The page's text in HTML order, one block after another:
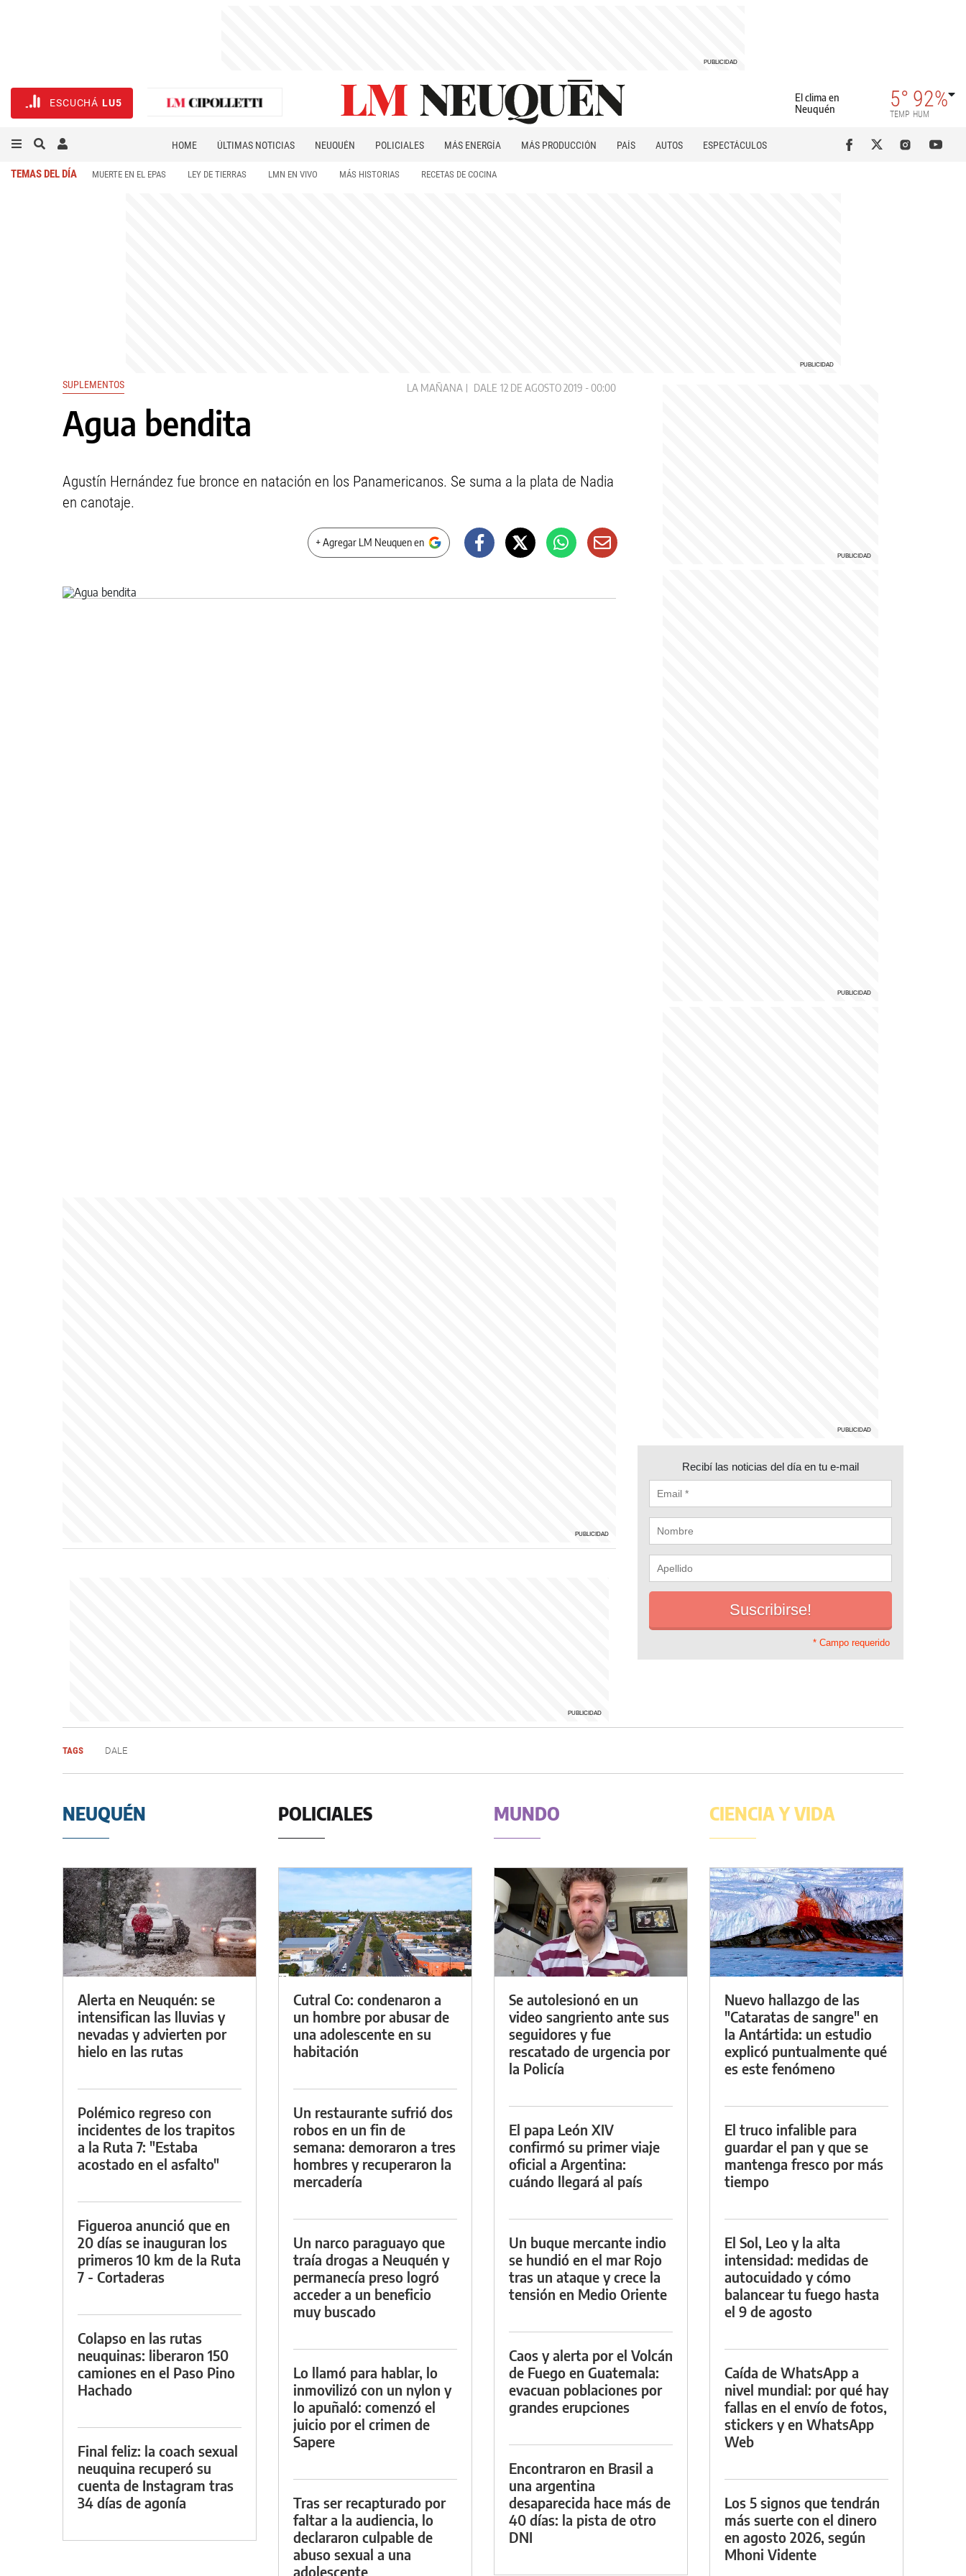
ESCUCHÁ LU5
El clima en
Neuquén
5°
TEMP
92%
HUM
HOME ÚLTIMAS NOTICIAS NEUQUÉN POLICIALES MÁS ENERGÍA MÁS PRODUCCIÓN PAÍS AUTOS
ESPECTÁCULOS
TEMAS DEL DÍA MUERTE EN EL EPAS LEY DE TIERRAS LMN EN VIVO MÁS HISTORIAS RECETAS DE COCINA
SUPLEMENTOS LA MAÑANA DALE 12 DE AGOSTO 2019 - 00:00
Agua bendita
Agustín Hernández fue bronce en natación en los Panamericanos. Se suma a la plata de Nadia
en canotaje.
+ Agregar LM Neuquen en
Recibí las noticias del día en tu e-mail
* Campo requerido
TAGS DALE
NEUQUÉN
Alerta en Neuquén: se
intensifican las lluvias y
nevadas y advierten por
hielo en las rutas
Polémico regreso con
incidentes de los trapitos
a la Ruta 7: "Estaba
acostado en el asfalto"
Figueroa anunció que en
20 días se inauguran los
primeros 10 km de la Ruta
7 - Cortaderas
Colapso en las rutas
neuquinas: liberaron 150
camiones en el Paso Pino
Hachado
Final feliz: la coach sexual
neuquina recuperó su
cuenta de Instagram tras
34 días de agonía
POLICIALES
Cutral Co: condenaron a
un hombre por abusar de
una adolescente en su
habitación
Un restaurante sufrió dos
robos en un fin de
semana: demoraron a tres
hombres y recuperaron la
mercadería
Un narco paraguayo que
traía drogas a Neuquén y
permanecía preso logró
acceder a un beneficio
muy buscado
Lo llamó para hablar, lo
inmovilizó con un nylon y
lo apuñaló: comenzó el
juicio por el crimen de
Sapere
Tras ser recapturado por
faltar a la audiencia, lo
declararon culpable de
abuso sexual a una
adolescente
MUNDO
Se autolesionó en un
video sangriento ante sus
seguidores y fue
rescatado de urgencia por
la Policía
El papa León XIV
confirmó su primer viaje
oficial a Argentina:
cuándo llegará al país
Un buque mercante indio
se hundió en el mar Rojo
tras un ataque y crece la
tensión en Medio Oriente
Caos y alerta por el Volcán
de Fuego en Guatemala:
evacuan poblaciones por
grandes erupciones
Encontraron en Brasil a
una argentina
desaparecida hace más de
40 días: la pista de otro
DNI
CIENCIA Y VIDA
Nuevo hallazgo de las
"Cataratas de sangre" en
la Antártida: un estudio
explicó puntualmente qué
es este fenómeno
El truco infalible para
guardar el pan y que se
mantenga fresco por más
tiempo
El Sol, Leo y la alta
intensidad: medidas de
autocuidado y cómo
balancear tu fuego hasta
el 9 de agosto
Caída de WhatsApp a
nivel mundial: por qué hay
fallas en el envío de fotos,
stickers y en WhatsApp
Web
Los 5 signos que tendrán
más suerte con el dinero
en agosto 2026, según
Mhoni Vidente